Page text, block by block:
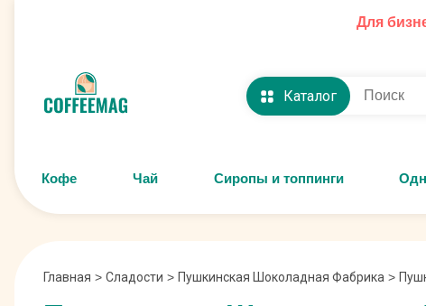
Для
Каталог
Кофе Чай Сиропы и топпинги
Главная > Сладости > Пушкинская Шоколадная Фабрика >